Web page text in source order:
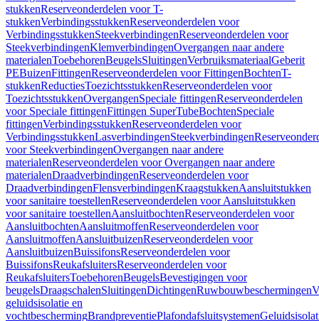
stukkenReserveonderdelen voor T-
stukkenVerbindingsstukkenReserveonderdelen voor
VerbindingsstukkenSteekverbindingenReserveonderdelen voor
SteekverbindingenKlemverbindingenOvergangen naar andere
materialenToebehorenBeugelsSluitingenVerbruiksmateriaalGeberit
PEBuizenFittingenReserveonderdelen voor FittingenBochtenT-
stukkenReductiesToezichtsstukkenReserveonderdelen voor
ToezichtsstukkenOvergangenSpeciale fittingenReserveonderdelen
voor Speciale fittingenFittingen SuperTubeBochtenSpeciale
fittingenVerbindingsstukkenReserveonderdelen voor
VerbindingsstukkenLasverbindingenSteekverbindingen
voor SteekverbindingenOvergangen naar andere
materialenReserveonderdelen voor Overgangen naar andere
materialenDraadverbindingenReserveonderdelen voor
DraadverbindingenFlensverbindingenKraagstukkenAansluitstukken
voor sanitaire toestellenReserveonderdelen voor Aansluitstukken
voor sanitaire toestellenAansluitbochtenReserveonderdelen voor
AansluitbochtenAansluitmoffenReserveonderdelen voor
AansluitmoffenAansluitbuizenReserveonderdelen voor
AansluitbuizenBuissifonsReserveonderdelen voor
BuissifonsReukafsluitersReserveonderdelen voor
ReukafsluitersToebehorenBeugelsBevestigingen voor
beugelsDraagschalenSluitingenDichtingenRuwbouwbeschermingen
geluidsisolatie en
vochtbeschermingBrandpreventiePlafondafsluitsystemen